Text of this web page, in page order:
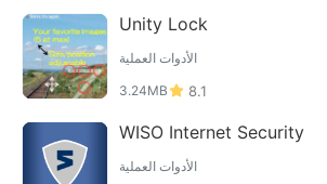
Unity Lock
الأدوات العملية
3.24MB
8.1
WISO Internet Security
الأدوات العملية